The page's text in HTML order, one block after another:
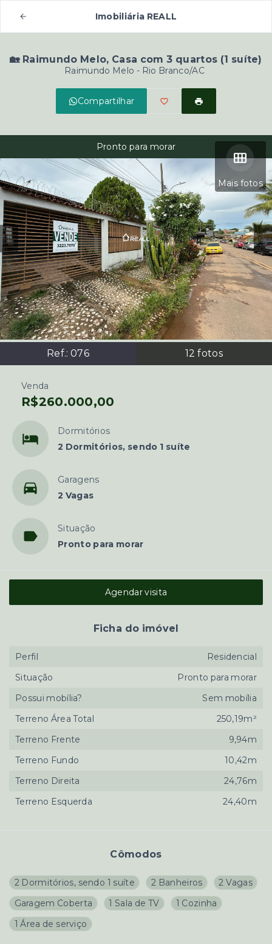
Imobiliária REALL
🏡 Raimundo Melo, Casa com 3 quartos (1 suíte)
Raimundo Melo - Rio Branco/AC
Compartilhar
Mais fotos
Ref.:076 12 fotos
Pronto para morar
Venda
R$260.000,00
Dormitórios
2 Dormitórios, sendo 1 suíte
Garagens
2 Vagas
Situação
Pronto para morar
Cômodos
2 Dormitórios, sendo 1 suíte 2 Banheiros
2 Vagas
Garagem Coberta
1 Sala de TV
1 Cozinha
1 Área de serviço
Agendar visita
Ficha do imóvel
Perfil
Residencial
Situação
Pronto para morar
Possui mobília?
Sem mobília
Terreno Área Total
250,19m²
Terreno Frente
9,94m
Terreno Fundo
10,42m
Terreno Direita
24,76m
Terreno Esquerda
24,40m